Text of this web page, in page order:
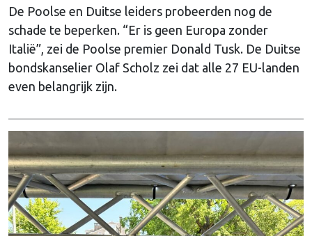
De Poolse en Duitse leiders probeerden nog de
schade te beperken. “Er is geen Europa zonder
Italië”, zei de Poolse premier Donald Tusk. De Duitse
bondskanselier Olaf Scholz zei dat alle 27 EU-landen
even belangrijk zijn.